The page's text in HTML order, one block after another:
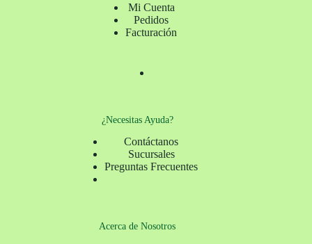
Mi Cuenta
Pedidos
Facturación
¿Necesitas Ayuda?
Contáctanos
Sucursales
Preguntas Frecuentes
Acerca de Nosotros